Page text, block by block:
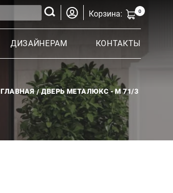
Корзина: 0
ДИЗАЙНЕРАМ КОНТАКТЫ
ГЛАВНАЯ ДВЕРЬ МЕТАЛЮКС - M 71/3